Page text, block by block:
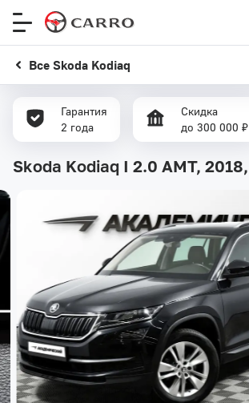
Все Skoda Kodiaq
Гарантия
2 года
Скидка
до 300 000 ₽
Skoda Kodiaq I 2.0 AMT, 2018,